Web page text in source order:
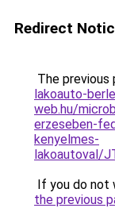
Redirect
The previous
lakoauto-
web.hu/
erzeseben-
kenyelmes-
lakoautoval/
If you do not
the previous